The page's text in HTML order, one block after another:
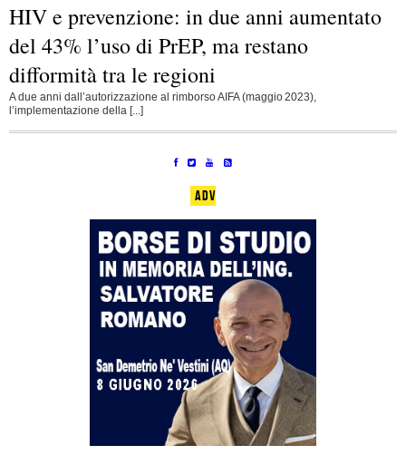
HIV e prevenzione: in due anni aumentato
del 43% l’uso di PrEP, ma restano
difformità tra le regioni
A due anni dall’autorizzazione al rimborso AIFA (maggio 2023),
l’implementazione della [...]
ADV